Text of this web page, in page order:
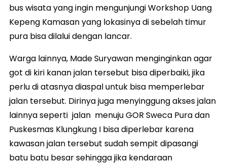
bus wisata yang ingin mengunjungi Workshop Uang
Kepeng Kamasan yang lokasinya di sebelah timur
pura bisa dilalui dengan lancar.
Warga lainnya, Made Suryawan menginginkan agar
got di kiri kanan jalan tersebut bisa diperbaiki, jika
perlu di atasnya diaspal untuk bisa memperlebar
jalan tersebut. Dirinya juga menyinggung akses jalan
lainnya seperti jalan menuju GOR Sweca Pura dan
Puskesmas Klungkung I bisa diperlebar karena
kawasan jalan tersebut sudah sempit dipasangi
batu batu besar sehingga jika kendaraan